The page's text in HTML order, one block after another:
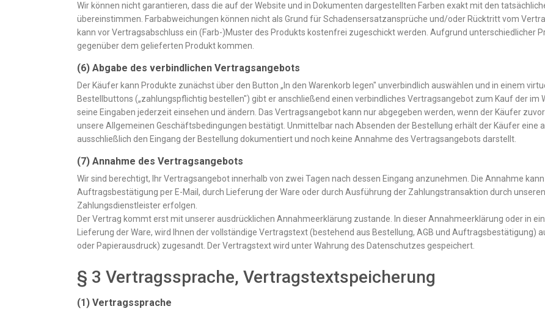
Wir können nicht garantieren, dass die auf der Website und in Dokumenten dargestellten Farben exakt mit den
übereinstimmen. Farbabweichungen können nicht als Grund für Schadensersatzansprüche und/oder Rücktritt vom
kann vor Vertragsabschluss ein (Farb-)Muster des Produkts kostenfrei zugeschickt werden. Aufgrund unterschiedlicher
gegenüber dem gelieferten Produkt kommen.
(6) Abgabe des verbindlichen Vertragsangebots
Der Käufer kann Produkte zunächst über den Button „In den Warenkorb legen" unverbindlich auswählen und in einem
Bestellbuttons („zahlungspflichtig bestellen") gibt er anschließend einen verbindliches Vertragsangebot zum Kauf der im
seine Eingaben jederzeit einsehen und ändern. Das Vertragsangebot kann nur abgegeben werden, wenn der Käufer
unsere Allgemeinen Geschäftsbedingungen bestätigt. Unmittelbar nach Absenden der Bestellung erhält der Käufer eine
ausschließlich den Eingang der Bestellung dokumentiert und noch keine Annahme des Vertragsangebots darstellt.
(7) Annahme des Vertragsangebots
Wir sind berechtigt, Ihr Vertragsangebot innerhalb von zwei Tagen nach dessen Eingang anzunehmen. Die Annahme
Auftragsbestätigung per E-Mail, durch Lieferung der Ware oder durch Ausführung der Zahlungstransaktion durch
Zahlungsdienstleister erfolgen.
Der Vertrag kommt erst mit unserer ausdrücklichen Annahmeerklärung zustande. In dieser Annahmeerklärung oder in
Lieferung der Ware, wird Ihnen der vollständige Vertragstext (bestehend aus Bestellung, AGB und Auftragsbestätigung)
oder Papierausdruck) zugesandt. Der Vertragstext wird unter Wahrung des Datenschutzes gespeichert.
§ 3 Vertragssprache, Vertragstextspeicherung
(1) Vertragssprache